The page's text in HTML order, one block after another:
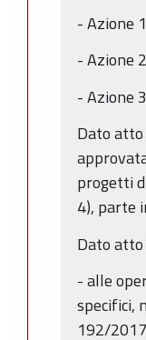
- Azione
- Azione
- Azione
Dato
progetti
4), parte
Dato
- alle
specifici,
192/